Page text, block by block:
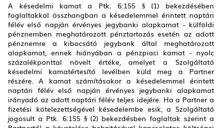
A késedelmi kamat a Ptk. 6:155 § (1) bekezdésében
foglaltakkal összhangban a késedelemmel érintett naptári
félév első napján érvényes jegybanki alapkamat - külföldi
pénznemben meghatározott pénztartozás esetén az adott
pénznemre a kibocsátó jegybank által meghatározott
alapkamat, ennek hiányában a pénzpiaci kamat - nyolc
százalékponttal növelt értéke, amelyet a Szolgáltató
késedelmi kamatértesítő levélben küld meg a Partner
részére. A kamat számításakor a késedelemmel érintett
naptári félév első napján érvényes jegybanki alapkamat
irányadó az adott naptári félév teljes idejére. Ha a Partner a
fizetési kötelezettségével késedelembe esik, a Szolgáltató
jogosult a Ptk. 6:155 § (2) bekezdésben foglaltak szerint a